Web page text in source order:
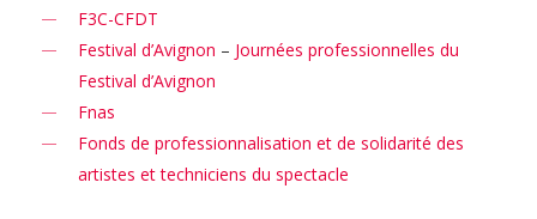
F3C-CFDT
Festival d’Avignon – Journées professionnelles du
Festival d’Avignon
Fnas
Fonds de professionnalisation et de solidarité des
artistes et techniciens du spectacle